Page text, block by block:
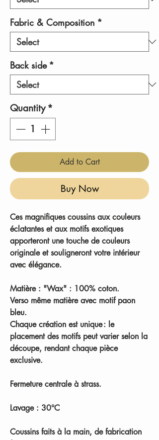
Fabric & Composition *
Back side *
Quantity *
Add to Cart
Buy Now
Ces magnifiques coussins aux couleurs
éclatantes et aux motifs exotiques
apporteront une touche de couleurs
originale et souligneront votre intérieur
avec élégance.
Matière : "Wax" : 100% coton.
Verso même matière avec motif paon
bleu.
Chaque création est unique : le
placement des motifs peut varier selon la
découpe, rendant chaque pièce
exclusive.
Fermeture centrale à strass.
Lavage : 30°C
Coussins faits à la main, de fabrication